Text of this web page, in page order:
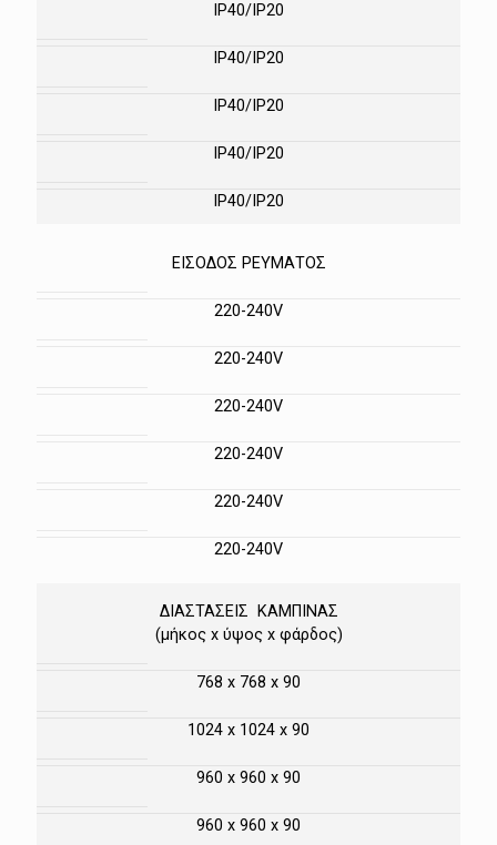
IP40/IP20
IP40/IP20
IP40/IP20
IP40/IP20
IP40/IP20
ΕΙΣΟΔΟΣ ΡΕΥΜΑΤΟΣ
220-240V
220-240V
220-240V
220-240V
220-240V
220-240V
ΔΙΑΣΤΑΣΕΙΣ ΚΑΜΠΙΝΑΣ
(μήκος x ύψος x φάρδος)
768 x 768 x 90
1024 x 1024 x 90
960 x 960 x 90
960 x 960 x 90